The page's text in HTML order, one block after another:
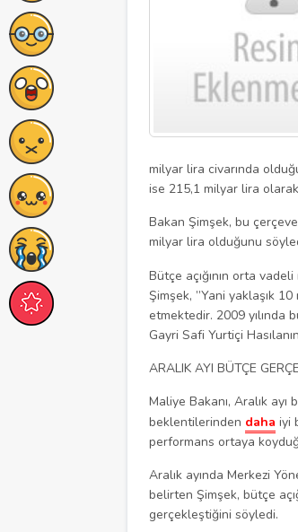
milyar lira civarında
ise 215,1 milyar lira
Bakan Şimşek, bu
milyar lira olduğunu
Bütçe açığının orta
Şimşek, ”Yani yaklaşık
etmektedir. 2009 yılında
Gayri Safi Yurtiçi
ARALIK AYI BÜTÇE
Maliye Bakanı, Aralık
beklentilerinden daha iyi
performans ortaya
Aralık ayında Merkezi
belirten Şimşek, bütçe
gerçekleştiğini söyledi.